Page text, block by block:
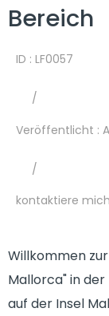
Bereich
ID : LF0057
/
Veröffentlicht :
/
kontaktiere mich
Willkommen
Mallorca" in
auf der Insel